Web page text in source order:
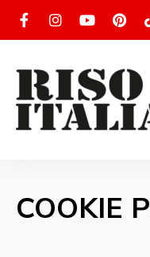
Ricettario
COOKIE